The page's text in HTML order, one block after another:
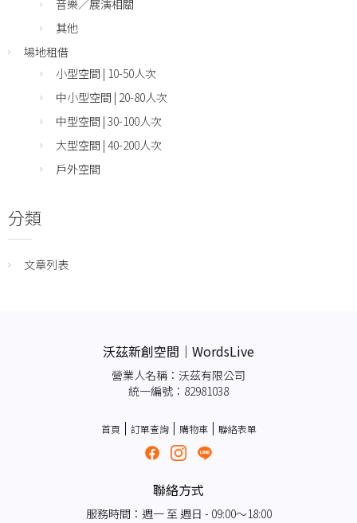
音樂／展演相關
其他
場地租借
小型空間 | 10-50人次
中小型空間 | 20-80人次
中型空間 | 30-100人次
大型空間 | 40-200人次
戶外空間
分類
文章列表
沃茲新創空間｜WordsLive
營業人名稱：沃茲有限公司
統一編號：82981038
首頁 訂單查詢 購物車 聯絡表單
聯絡方式
服務時間：週一 至 週日 - 09:00～18:00